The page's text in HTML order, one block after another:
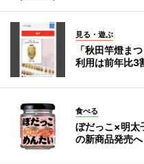
見る・遊ぶ
「秋田竿燈ま
利用は前年比3
食べる
ぼだっこ×明太
の新商品発売へ